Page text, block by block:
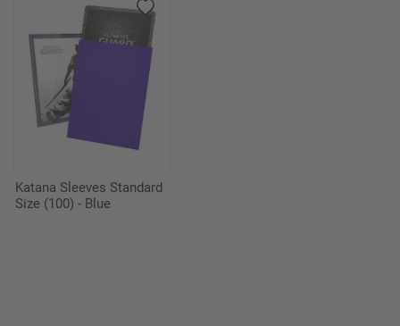
Katana Sleeves Standard
Size (100) - Blue